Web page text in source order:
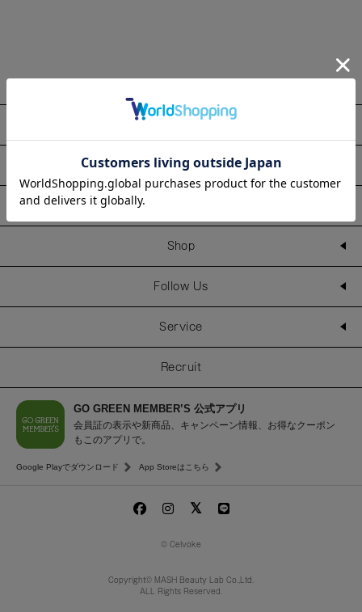
Information
Shop
Follow Us
Service
Recruit
GO GREEN MEMBER’S 公式アプリ
会員証の表示や新商品、キャンペーン情報、お得なクーポン
もこのアプリで。
Google Playでダウンロード App Storeはこちら
© Celvoke
Copyright© MASH Beauty Lab Co.,Ltd.
ALL Rights Reserved.